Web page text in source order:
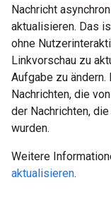
Nachricht
aktualisieren. Das
ohne
Linkvorschau zu
Aufgabe zu
Nachrichten, die
der Nachrichten,
wurden.
Weitere
aktualisieren.